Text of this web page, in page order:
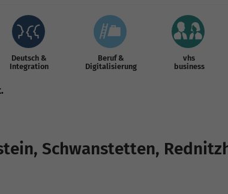
Deutsch &
Integration
Beruf &
Digitalisierung
vhs
business
Schwanstetten,